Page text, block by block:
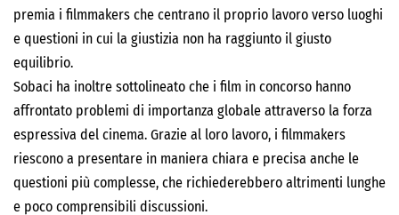
premia i filmmakers che centrano il proprio lavoro verso luoghi
e questioni in cui la giustizia non ha raggiunto il giusto
equilibrio.
Sobaci ha inoltre sottolineato che i film in concorso hanno
affrontato problemi di importanza globale attraverso la forza
espressiva del cinema. Grazie al loro lavoro, i filmmakers
riescono a presentare in maniera chiara e precisa anche le
questioni più complesse, che richiederebbero altrimenti lunghe
e poco comprensibili discussioni.